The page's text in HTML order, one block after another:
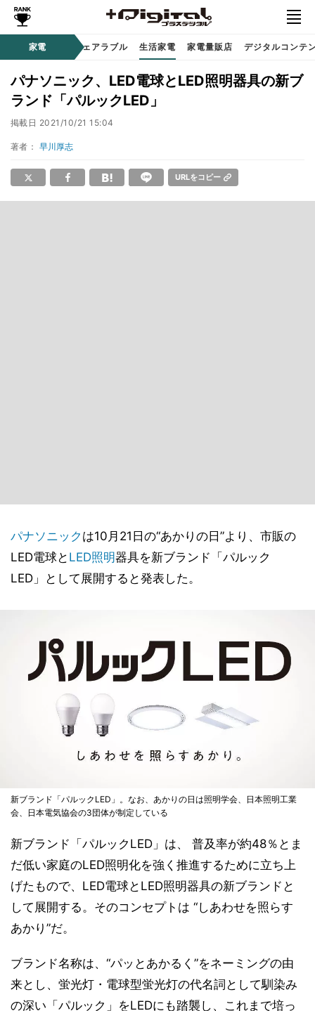
家電
ディオ 時計 / ウェアラブル 生活家電 家電量販店 デジタルコンテ
パナソニック、LED電球とLED照明器具の新ブ
ランド「パルックLED」
掲載日 2021/10/21 15:04
著者： 早川厚志
URLをコピー
パナソニック は10月21日の“あかりの日”より、市販の
LED電球と LED照明器具を新ブランド「パルック
LED」として展開すると発表した。
新ブランド「パルックLED」。なお、あかりの日は照明学会、日本照明工業
会、日本電気協会の3団体が制定している
新ブランド「パルックLED」は、 普及率が約48％とま
だ低い家庭のLED照明化を強く推進するために立ち上
げたもので、LED電球とLED照明器具の新ブランドと
して展開する。そのコンセプトは “しあわせを照らす
あかり”だ。
ブランド名称は、“パッとあかるく”をネーミングの由
来とし、蛍光灯・電球型蛍光灯の代名詞として馴染み
の深い「パルック」をLEDにも踏襲し、これまで培っ